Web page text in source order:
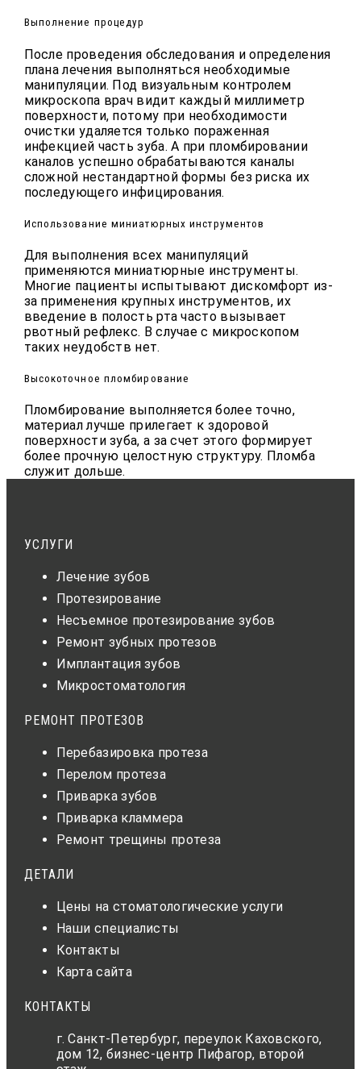
Выполнение процедур
После проведения обследования и определения
плана лечения выполняться необходимые
манипуляции. Под визуальным контролем
микроскопа врач видит каждый миллиметр
поверхности, потому при необходимости
очистки удаляется только пораженная
инфекцией часть зуба. А при пломбировании
каналов успешно обрабатываются каналы
сложной нестандартной формы без риска их
последующего инфицирования.
Использование миниатюрных инструментов
Для выполнения всех манипуляций
применяются миниатюрные инструменты.
Многие пациенты испытывают дискомфорт из-
за применения крупных инструментов, их
введение в полость рта часто вызывает
рвотный рефлекс. В случае с микроскопом
таких неудобств нет.
Высокоточное пломбирование
Пломбирование выполняется более точно,
материал лучше прилегает к здоровой
поверхности зуба, а за счет этого формирует
более прочную целостную структуру. Пломба
служит дольше.
УСЛУГИ
Лечение зубов
Протезирование
Несъемное протезирование зубов
Ремонт зубных протезов
Имплантация зубов
Микростоматология
РЕМОНТ ПРОТЕЗОВ
Перебазировка протеза
Перелом протеза
Приварка зубов
Приварка кламмера
Ремонт трещины протеза
ДЕТАЛИ
Цены на стоматологические услуги
Наши специалисты
Контакты
Карта сайта
КОНТАКТЫ
г. Санкт-Петербург, переулок Каховского,
дом 12, бизнес-центр Пифагор, второй